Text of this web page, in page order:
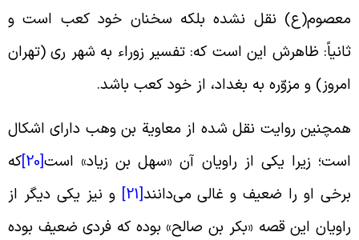
نقل نشده بلکه سخنان خود کعب است و
ظاهرش این است که: تفسیر زوراء به شهر رى (تهران
و مزوّره به بغداد، از خود کعب باشد.
روایت نقل شده از معاویة بن وهب دارای اشکال
زیرا یکی از راویان آن «سهل بن زیاد» است[20]
که
او را ضعیف و غالی می‌دانند[21]
و نیز یکی دیگر از
این قصه «بکر بن صالح» بوده که فردی ضعیف بوده